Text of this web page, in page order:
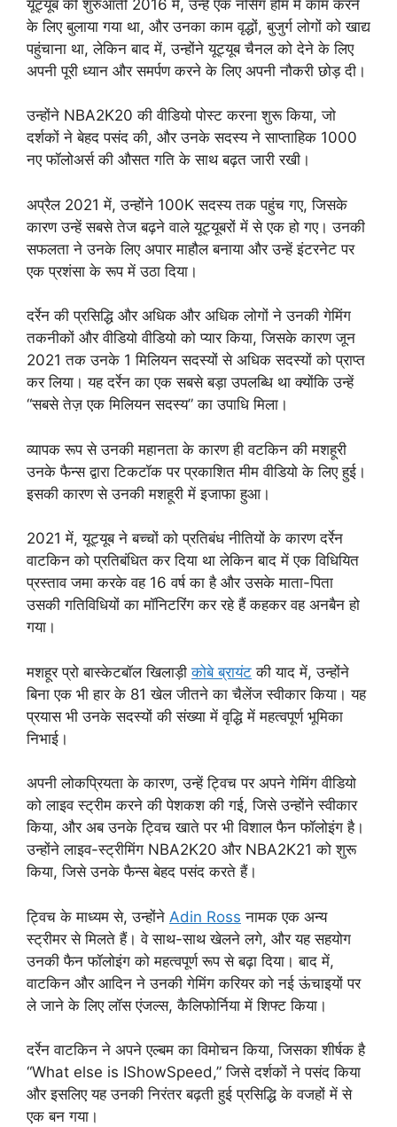
यूट्यूब की शुरुआती 2016 में, उन्हें एक नर्सिंग होम में काम करने
के लिए बुलाया गया था, और उनका काम वृद्धों, बुजुर्ग लोगों को खाद्य
पहुंचाना था, लेकिन बाद में, उन्होंने यूट्यूब चैनल को देने के लिए
अपनी पूरी ध्यान और समर्पण करने के लिए अपनी नौकरी छोड़ दी।
उन्होंने NBA2K20 की वीडियो पोस्ट करना शुरू किया, जो
दर्शकों ने बेहद पसंद की, और उनके सदस्य ने साप्ताहिक 1000
नए फॉलोअर्स की औसत गति के साथ बढ़त जारी रखी।
अप्रैल 2021 में, उन्होंने 100K सदस्य तक पहुंच गए, जिसके
कारण उन्हें सबसे तेज बढ़ने वाले यूट्यूबरों में से एक हो गए। उनकी
सफलता ने उनके लिए अपार माहौल बनाया और उन्हें इंटरनेट पर
एक प्रशंसा के रूप में उठा दिया।
दर्रेन की प्रसिद्धि और अधिक और अधिक लोगों ने उनकी गेमिंग
तकनीकों और वीडियो वीडियो को प्यार किया, जिसके कारण जून
2021 तक उनके 1 मिलियन सदस्यों से अधिक सदस्यों को प्राप्त
कर लिया। यह दर्रेन का एक सबसे बड़ा उपलब्धि था क्योंकि उन्हें
“सबसे तेज़ एक मिलियन सदस्य” का उपाधि मिला।
व्यापक रूप से उनकी महानता के कारण ही वटकिन की मशहूरी
उनके फैन्स द्वारा टिकटॉक पर प्रकाशित मीम वीडियो के लिए हुई।
इसकी कारण से उनकी मशहूरी में इजाफा हुआ।
2021 में, यूट्यूब ने बच्चों को प्रतिबंध नीतियों के कारण दर्रेन
वाटकिन को प्रतिबंधित कर दिया था लेकिन बाद में एक विधियित
प्रस्ताव जमा करके वह 16 वर्ष का है और उसके माता-पिता
उसकी गतिविधियों का मॉनिटरिंग कर रहे हैं कहकर वह अनबैन हो
गया।
मशहूर प्रो बास्केटबॉल खिलाड़ीकोबे ब्रायंट की याद में, उन्होंने
बिना एक भी हार के 81 खेल जीतने का चैलेंज स्वीकार किया। यह
प्रयास भी उनके सदस्यों की संख्या में वृद्धि में महत्वपूर्ण भूमिका
निभाई।
अपनी लोकप्रियता के कारण, उन्हें ट्विच पर अपने गेमिंग वीडियो
को लाइव स्ट्रीम करने की पेशकश की गई, जिसे उन्होंने स्वीकार
किया, और अब उनके ट्विच खाते पर भी विशाल फैन फॉलोइंग है।
उन्होंने लाइव-स्ट्रीमिंग NBA2K20 और NBA2K21 को शुरू
किया, जिसे उनके फैन्स बेहद पसंद करते हैं।
ट्विच के माध्यम से, उन्होंने Adin Ross नामक एक अन्य
स्ट्रीमर से मिलते हैं। वे साथ-साथ खेलने लगे, और यह सहयोग
उनकी फैन फॉलोइंग को महत्वपूर्ण रूप से बढ़ा दिया। बाद में,
वाटकिन और आदिन ने उनकी गेमिंग करियर को नई ऊंचाइयों पर
ले जाने के लिए लॉस एंजल्स, कैलिफोर्निया में शिफ्ट किया।
दर्रेन वाटकिन ने अपने एल्बम का विमोचन किया, जिसका शीर्षक है
“What else is IShowSpeed,” जिसे दर्शकों ने पसंद किया
और इसलिए यह उनकी निरंतर बढ़ती हुई प्रसिद्धि के वजहों में से
एक बन गया।